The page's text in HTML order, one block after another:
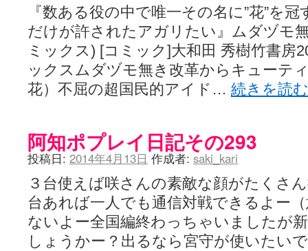
『数ある役の中で唯一その名に”花”を
だけが許されたアガリたい』ムダヅモ
ミックス) [コミック]大和田 秀樹竹書房
ックスムダヅモ無き改革からキューテ
花）不屈の超国民的アイド… 続きを読
阿知ポプレイ日記その293
投稿日: 2014年4月13日 作成者: saki_kari
３台使えば咲さんの素敵な顔がたくさ
台あれば一人でも通信対戦できるよー
ないよー全国編終わっちゃいましたが
しょうかー？出るなら宮守が使いたい